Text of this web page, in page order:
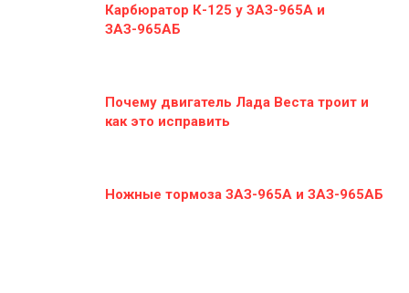
Карбюратор К-125 у ЗАЗ-965А и
ЗАЗ-965АБ
Почему двигатель Лада Веста троит и
как это исправить
Ножные тормоза ЗАЗ-965А и ЗАЗ-965АБ